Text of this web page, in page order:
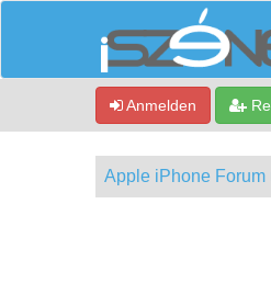
Anmelden
Apple iPhone Forum